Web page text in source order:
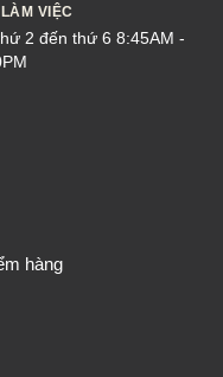
VIỆC
2 đến thứ 6 8:45AM -
hàng